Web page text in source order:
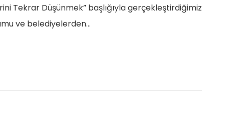
Tekrar Düşünmek” başlığıyla gerçekleştirdiğimiz
ve belediyelerden…